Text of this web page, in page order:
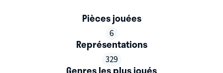
Pièces jouées
6
Représentations
329